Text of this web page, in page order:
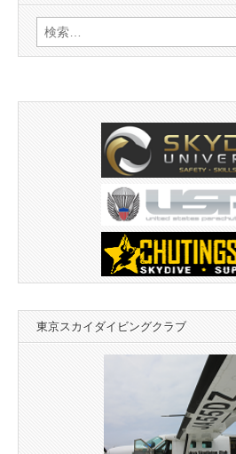
検
索:
東京スカイダイビングクラブ